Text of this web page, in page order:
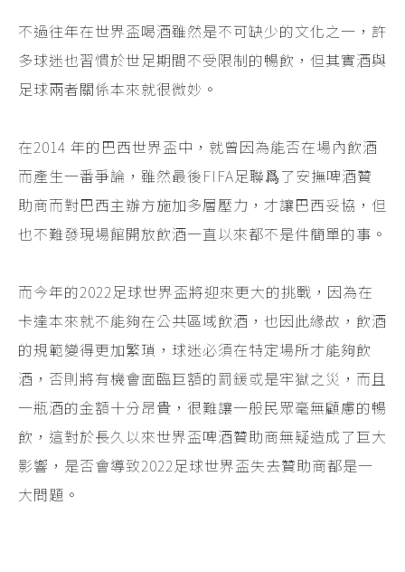
不過往年在世界盃喝酒雖然是不可缺少的文化之一，許
多球迷也習慣於世足期間不受限制的暢飲，但其實酒與
足球兩者關係本來就很微妙。
在2014 年的巴西世界盃中，就曾因為能否在場內飲酒
而產生一番爭論，雖然最後FIFA足聯爲了安撫啤酒贊
助商而對巴西主辦方施加多層壓力，才讓巴西妥協，但
也不難發現場館開放飲酒一直以來都不是件簡單的事。
而今年的2022足球世界盃將迎來更大的挑戰，因為在
卡達本來就不能夠在公共區域飲酒，也因此緣故，飲酒
的規範變得更加繁瑣，球迷必須在特定場所才能夠飲
酒，否則將有機會面臨巨額的罰鍰或是牢獄之災，而且
一瓶酒的金額十分昂貴，很難讓一般民眾毫無顧慮的暢
飲，這對於長久以來世界盃啤酒贊助商無疑造成了巨大
影響，是否會導致2022足球世界盃失去贊助商都是一
大問題。